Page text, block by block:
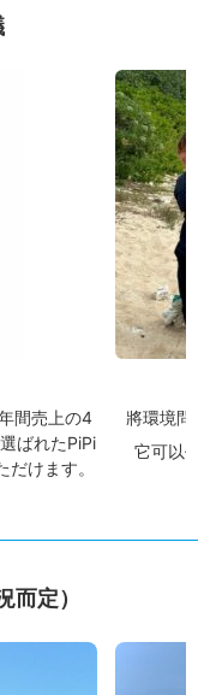
間売上の4
ばれたPiPi
けます。
將環境
它可以
而定）